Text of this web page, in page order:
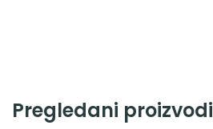
Pregledani proizvodi